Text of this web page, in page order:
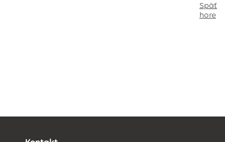
Späť
hore